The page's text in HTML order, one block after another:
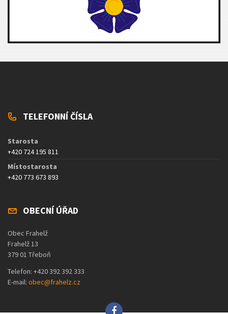
TELEFONNÍ ČÍSLA
Starosta
+420 724 195 811
Místostarosta
+420 773 673 893
OBECNÍ ÚŘAD
Obec Frahelž
Frahelž 13
379 01 Třeboň
Telefon: +420 392 392 333
E-mail: obec@frahelz.cz